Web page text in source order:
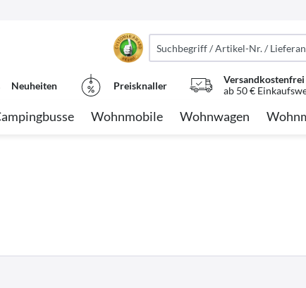
Neuheiten Preisknaller
Versandkostenfrei
ab 50 €
Wohnmobile Wohnwagen